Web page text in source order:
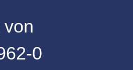
von
0